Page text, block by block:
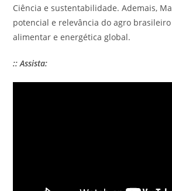
Ciência e sustentabilidade. Ademais,
potencial e relevância do agro
alimentar e energética global.
:: Assista: